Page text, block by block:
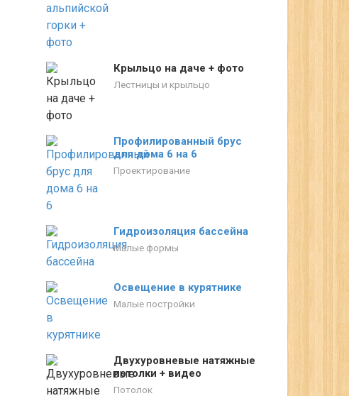
Крыльцо на даче + фото
Лестницы и крыльцо
Профилированный брус
для дома 6 на 6
Проектирование
Гидроизоляция бассейна
Малые формы
Освещение в курятнике
Малые постройки
Двухуровневые натяжные
потолки + видео
Потолок